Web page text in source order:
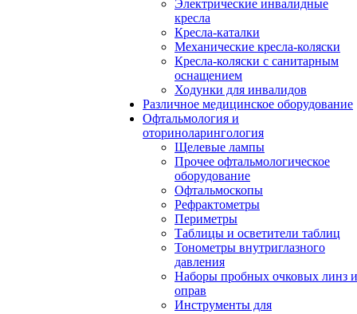
Электрические инвалидные
кресла
Кресла-каталки
Механические кресла-коляски
Кресла-коляски с санитарным
оснащением
Ходунки для инвалидов
Различное медицинское оборудование
Офтальмология и
оториноларингология
Щелевые лампы
Прочее офтальмологическое
оборудование
Офтальмоскопы
Рефрактометры
Периметры
Таблицы и осветители таблиц
Тонометры внутриглазного
давления
Наборы пробных очковых линз и
оправ
Инструменты для